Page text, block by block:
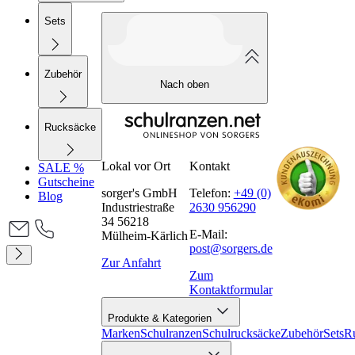
Sets
Zubehör
Rucksäcke
SALE %
Gutscheine
Blog
Nach oben
Lokal vor Ort
sorger's GmbH
Industriestraße
34 56218
Mülheim-Kärlich
Zur Anfahrt
Kontakt
Telefon: +49 (0)
2630 956290
E-Mail:
post@sorgers.de
Zum
Kontaktformular
Produkte & Kategorien
MarkenSchulranzenSchulrucksäckeZubehörSets